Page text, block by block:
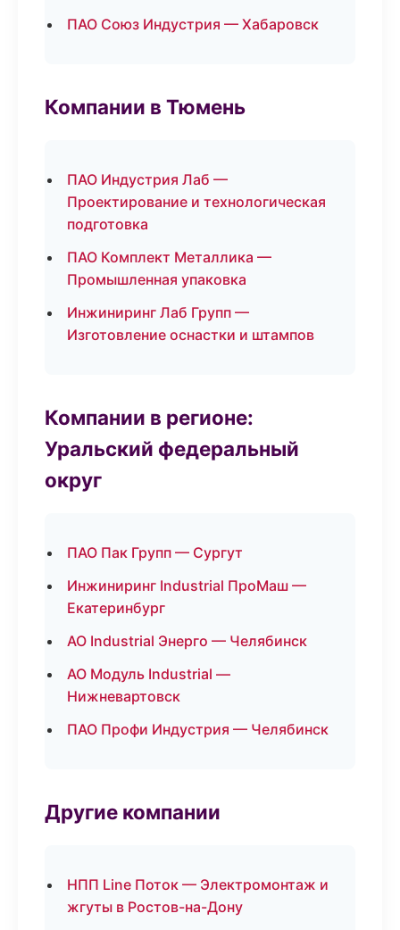
ПАО Союз Индустрия — Хабаровск
Компании в Тюмень
ПАО Индустрия Лаб —
Проектирование и технологическая
подготовка
ПАО Комплект Металлика —
Промышленная упаковка
Инжиниринг Лаб Групп —
Изготовление оснастки и штампов
Компании в регионе:
Уральский федеральный
округ
ПАО Пак Групп — Сургут
Инжиниринг Industrial ПроМаш —
Екатеринбург
АО Industrial Энерго — Челябинск
АО Модуль Industrial —
Нижневартовск
ПАО Профи Индустрия — Челябинск
Другие компании
НПП Line Поток — Электромонтаж и
жгуты в Ростов-на-Дону